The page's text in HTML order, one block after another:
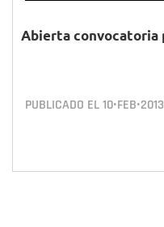
Abierta convocatoria
PUBLICADO EL10•FEB•2013